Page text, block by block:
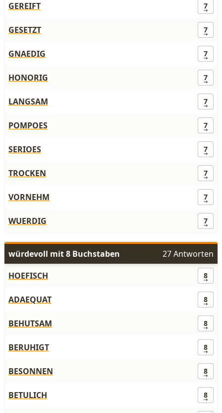
GEREIFT 7
GESETZT 7
GNAEDIG 7
HONORIG 7
LANGSAM 7
POMPOES 7
SERIOES 7
TROCKEN 7
VORNEHM 7
WUERDIG 7
würdevoll mit 8 Buchstaben
27 Antworten
HOEFISCH
8
ADAEQUAT 8
BEHUTSAM 8
BERUHIGT 8
BESONNEN 8
BETULICH 8